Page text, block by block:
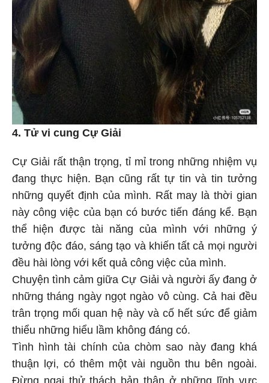
4. Tử vi cung Cự Giải
Cự Giải rất thận trọng, tỉ mỉ trong những nhiệm vụ
đang thực hiện. Bạn cũng rất tự tin và tin tưởng
những quyết định của mình. Rất may là thời gian
này công việc của bạn có bước tiến đáng kể. Bạn
thể hiện được tài năng của mình với những ý
tưởng độc đáo, sáng tạo và khiến tất cả mọi người
đều hài lòng với kết quả công việc của mình.
Chuyện tình cảm giữa Cự Giải và người ấy đang ở
những tháng ngày ngọt ngào vô cùng. Cả hai đều
trân trọng mối quan hệ này và cố hết sức để giảm
thiểu những hiểu lầm không đáng có.
Tình hình tài chính của chòm sao này đang khá
thuận lợi, có thêm một vài nguồn thu bên ngoài.
Đừng ngại thử thách bản thân ở những lĩnh vực